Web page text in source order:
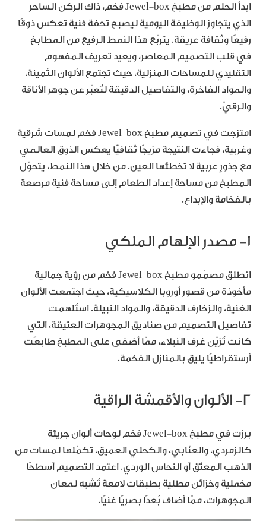
ابدأ الحلم من مطبخ Jewel‑box فخم، ذاك الركن الساحر
الذي يتجاوز الوظيفة اليومية ليصبح تحفة فنية تعكس ذوقًا
رفيعًا وثقافة عريقة. يتربّع هذا النمط الرفيع من المطابخ
في قلب التصميم المعاصر، ويعيد تعريف المفهوم
التقليدي للمساحات المنزلية، حيث تجتمع الألوان الثمينة،
والمواد الفاخرة، والتفاصيل الدقيقة لتُعبّر عن جوهر الأناقة
والرقيّ.
امتزجت في تصميم مطبخ Jewel‑box فخم لمسات شرقية
وغربية، فجاءت النتيجة مزيجًا ثقافيًّا يعكس الذوق العالمي
مع جذورٍ عربية لا تخطئها العين. من خلال هذا النمط، يتحوّل
المطبخ من مساحة إعداد الطعام إلى مساحة فنية مرصعة
بالفخامة والإبداع.
١- مصدر الإلهام الملكي
انطلق مصمّمو مطبخ Jewel‑box فخم من رؤية جمالية
مأخوذة من قصور أوروبا الكلاسيكية، حيث اجتمعت الألوان
الغنية، والزخارف الدقيقة، والمواد النبيلة. استُلهمت
تفاصيل التصميم من صناديق المجوهرات العتيقة، التي
كانت تُزيّن غرف النبلاء، ممّا أضفى على المطبخ طابعًت
أرستقراطيًا يليق بالمنازل الفخمة.
٢- الألوان والأقمشة الراقية
برزت في مطبخ Jewel‑box فخم لوحات ألوان جريئة
كالزمردي، والعنّابي، والكحلي العميق، تكمّلها لمسات من
الذهب المعتّق أو النحاس الوردي. اعتمد التصميم أسطحًا
مخملية وخزائن مطلية بطبقات لامعة تُشبه لمعان
المجوهرات، ممّا أضاف بُعدًا بصريًا غنيًا.